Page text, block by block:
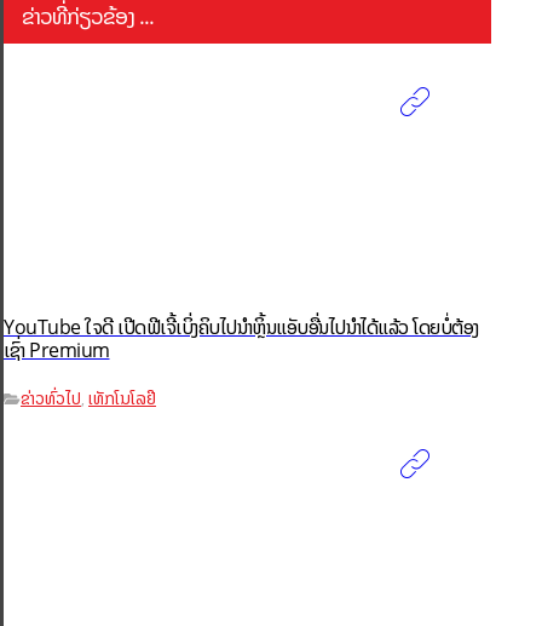
ຂ່າວທີ່ກ່ຽວຂ້ອງ ...
YouTube ໃຈດີ ເປີດຟີເຈີ້ເບິ່ງຄິບໄປນຳຫຼິ້ນແອັບອື່ນໄປນຳໄດ້ແລ້ວ ໂດຍບໍ່ຕ້ອງ
ເຊົ່າ Premium
ຂ່າວທົ່ວໄປ, ເທັກໂນໂລຢີ